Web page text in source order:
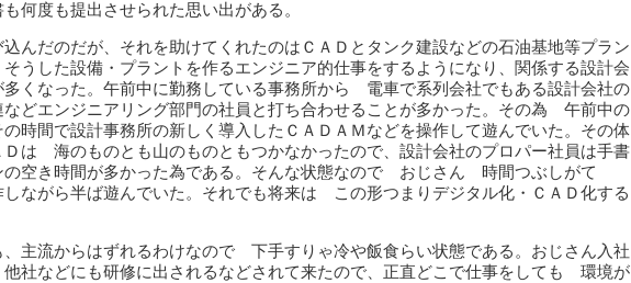
何度も提出させられた思い出がある。
だのだが、それを助けてくれたのはＣＡＤとタンク建設などの石油基地等プラン
した設備・プラントを作るエンジニア的仕事をするようになり、関係する設計会
くなった。午前中に勤務している事務所から 電車で系列会社でもある設計会社の
どエンジニアリング部門の社員と打ち合わせることが多かった。その為 午前中の
間で設計事務所の新しく導入したＣＡＤＡＭなどを操作して遊んでいた。その体
海のものとも山のものともつかなかったので、設計会社のプロパー社員は手書
空き時間が多かった為である。そんな状態なので おじさん 時間つぶしがて
ながら半ば遊んでいた。それでも将来は この形つまりデジタル化・ＣＡＤ化する
主流からはずれるわけなので 下手すりゃ冷や飯食らい状態である。おじさん入社
などにも研修に出されるなどされて来たので、正直どこで仕事をしても 環境が